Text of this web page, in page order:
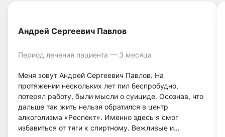
Андрей Сергеевич Павлов
Период лечения пациента — 3 месяца
Меня зовут Андрей Сергеевич Павлов. На
протяжении нескольких лет пил беспробудно,
потерял работу, были мысли о суициде. Осознав, что
дальше так жить нельзя обратился в центр
алкоголизма «Респект». Именно здесь я смог
избавиться от тяги к спиртному. Вежливые и